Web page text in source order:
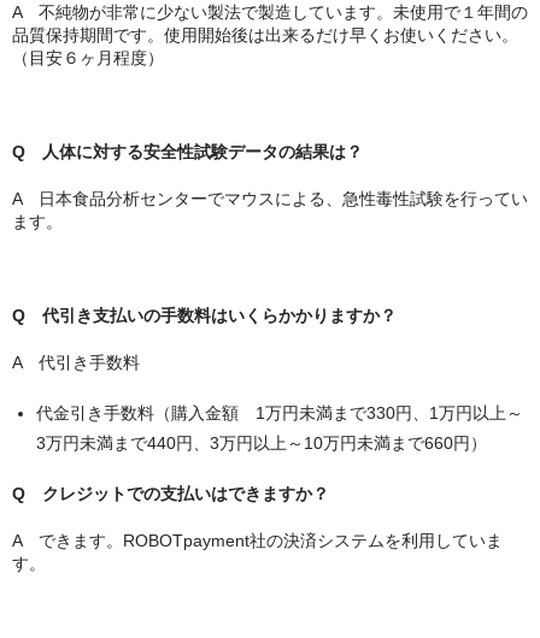
A 不純物が非常に少ない製法で製造しています。未使用で１年間の
品質保持期間です。使用開始後は出来るだけ早くお使いください。
（目安６ヶ月程度）
Q 人体に対する安全性試験データの結果は？
A 日本食品分析センターでマウスによる、急性毒性試験を行ってい
ます。
Q 代引き支払いの手数料はいくらかかりますか？
A 代引き手数料
代金引き手数料（購入金額 1万円未満まで330円、1万円以上～
3万円未満まで440円、3万円以上～10万円未満まで660円）
Q クレジットでの支払いはできますか？
A できます。ROBOTpayment社の決済システムを利用していま
す。